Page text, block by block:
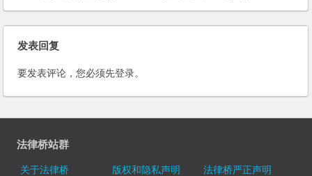
to Plastic: Issues and
Perspectives”一书中
发表回复
要发表评论，您必须先登录。
法律桥站群
关于法律桥 版权和隐私声明
法律桥严正声明